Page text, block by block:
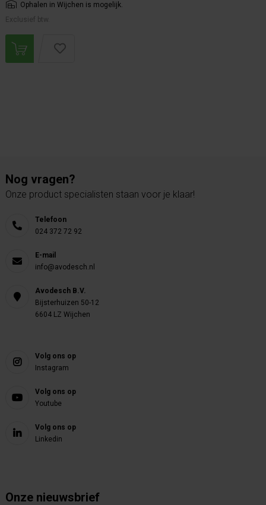
Ophalen in Wijchen is mogelijk.
Exclusief btw.
Nog vragen?
Onze product specialisten staan voor je klaar!
Telefoon
024 372 72 92
E-mail
info@avodesch.nl
Avodesch B.V.
Bijsterhuizen 50-12
6604 LZ Wijchen
Volg ons op
Instagram
Volg ons op
Youtube
Volg ons op
Linkedin
Onze nieuwsbrief